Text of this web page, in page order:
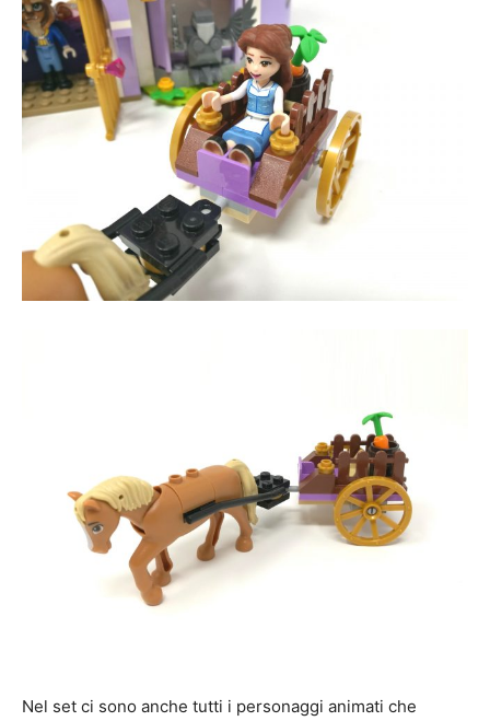
Nel set ci sono anche tutti i personaggi animati che